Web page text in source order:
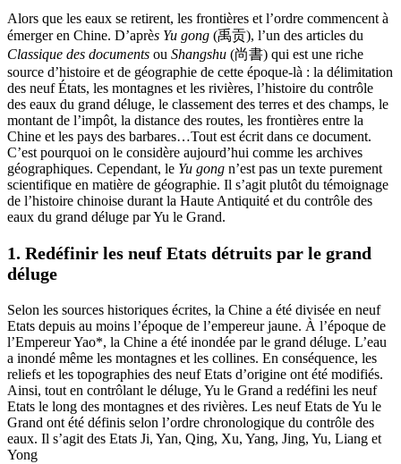
Alors que les eaux se retirent, les frontières et l’ordre commencent à
émerger en Chine. D’après Yu gong (禹贡), l’un des articles du
Classique des documents ou Shangshu (尚書) qui est une riche
source d’histoire et de géographie de cette époque-là : la délimitation
des neuf États, les montagnes et les rivières, l’histoire du contrôle
des eaux du grand déluge, le classement des terres et des champs, le
montant de l’impôt, la distance des routes, les frontières entre la
Chine et les pays des barbares…Tout est écrit dans ce document.
C’est pourquoi on le considère aujourd’hui comme les archives
géographiques. Cependant, le Yu gong n’est pas un texte purement
scientifique en matière de géographie. Il s’agit plutôt du témoignage
de l’histoire chinoise durant la Haute Antiquité et du contrôle des
eaux du grand déluge par Yu le Grand.
1. Redéfinir les neuf Etats détruits par le grand
déluge
Selon les sources historiques écrites, la Chine a été divisée en neuf
Etats depuis au moins l’époque de l’empereur jaune. À l’époque de
l’Empereur Yao*, la Chine a été inondée par le grand déluge. L’eau
a inondé même les montagnes et les collines. En conséquence, les
reliefs et les topographies des neuf Etats d’origine ont été modifiés.
Ainsi, tout en contrôlant le déluge, Yu le Grand a redéfini les neuf
Etats le long des montagnes et des rivières. Les neuf Etats de Yu le
Grand ont été définis selon l’ordre chronologique du contrôle des
eaux. Il s’agit des Etats Ji, Yan, Qing, Xu, Yang, Jing, Yu, Liang et
Yong